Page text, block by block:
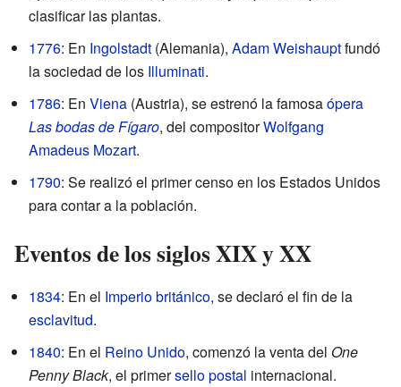
clasificar las plantas.
1776: En Ingolstadt (Alemania), Adam Weishauptfundó
la sociedad de los Illuminati.
1786: En Viena (Austria), se estrenó la famosaópera
Las bodas de Fígaro, del compositorWolfgang
Amadeus Mozart.
1790: Se realizó el primer censo en los Estados Unidos
para contar a la población.
Eventos de los siglos XIX y XX
1834: En el Imperio británico, se declaró el fin de la
esclavitud.
1840: En el Reino Unido, comenzó la venta del One
Penny Black, el primersello postal internacional.